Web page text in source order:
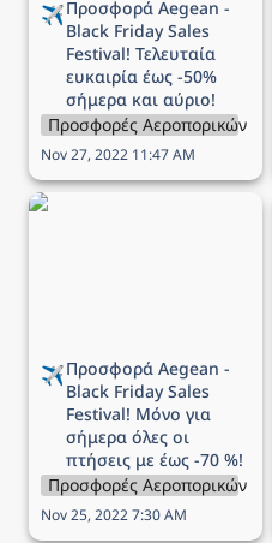
✈️
Black Friday Sales
Festival! Τελευταία
ευκαιρία έως -50%
σήμερα και αύριο!
Προσφορές Αεροπορικών
Nov 27, 2022 11:47 AM
Προσφορά Aegean -
✈️
Black Friday Sales
Festival! Μόνο για
σήμερα όλες οι
πτήσεις με έως -70 %!
Προσφορές Αεροπορικών
Nov 25, 2022 7:30 AM